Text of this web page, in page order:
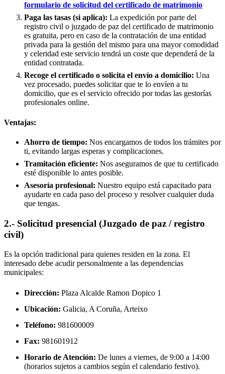
formulario de solicitud del certificado de matrimonio
Paga las tasas (si aplica): La expedición por parte del
registro civil o juzgado de paz del certificado de matrimonio
es gratuita, pero en caso de la contratación de una entidad
privada para la gestión del mismo para una mayor comodidad
y celeridad este servicio tendrá un coste que dependerá de la
entidad contratada.
Recoge el certificado o solicita el envío a domicilio: Una
vez procesado, puedes solicitar que te lo envíen a tu
domicilio, que es el servicio ofrecido por todas las gestorías
profesionales online.
Ventajas:
Ahorro de tiempo: Nos encargamos de todos los trámites por
ti, evitando largas esperas y complicaciones.
Tramitación eficiente: Nos aseguramos de que tu certificado
esté disponible lo antes posible.
Asesoría profesional: Nuestro equipo está capacitado para
ayudarte en cada paso del proceso y resolver cualquier duda
que tengas.
2.- Solicitud presencial (Juzgado de paz / registro
civil)
Es la opción tradicional para quienes residen en la zona. El
interesado debe acudir personalmente a las dependencias
municipales:
Dirección: Plaza Alcalde Ramon Dopico 1
Ubicación: Galicia, A Coruña, Arteixo
Teléfono: 981600009
Fax: 981601912
Horario de Atención: De lunes a viernes, de 9:00 a 14:00
(horarios sujetos a cambios según el calendario festivo).